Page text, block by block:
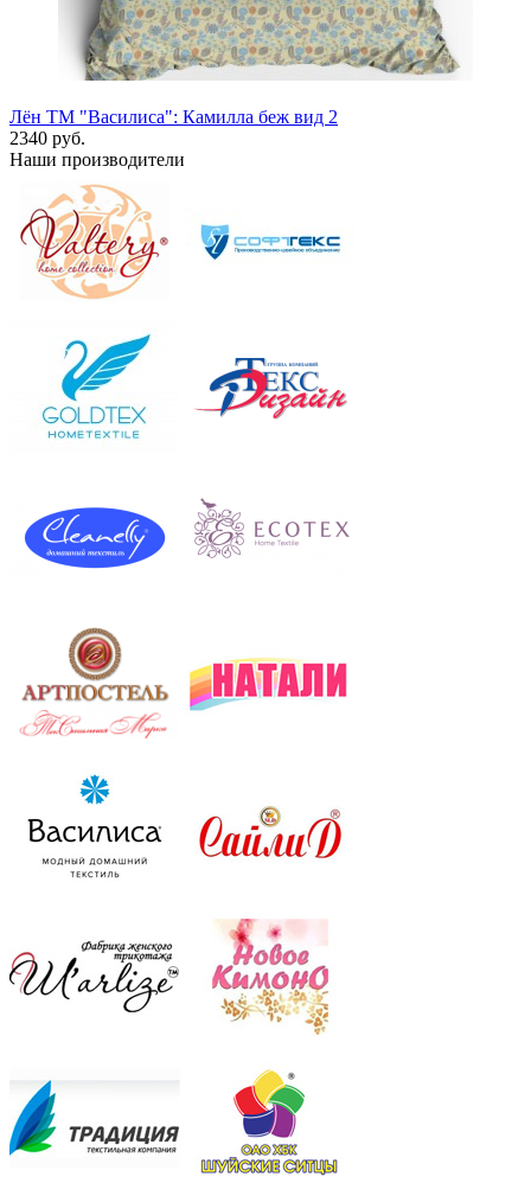
Лён ТМ "Василиса": Камилла беж вид 2
2340 руб.
Наши производители